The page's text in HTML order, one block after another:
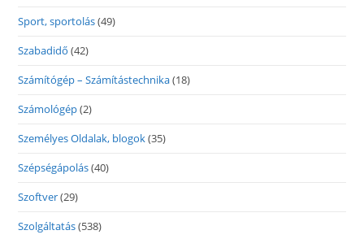
Sport, sportolás(49)
Szabadidő (42)
Számítógép – Számítástechnika(18)
Számológép(2)
Személyes Oldalak, blogok(35)
Szépségápolás(40)
Szoftver(29)
Szolgáltatás(538)